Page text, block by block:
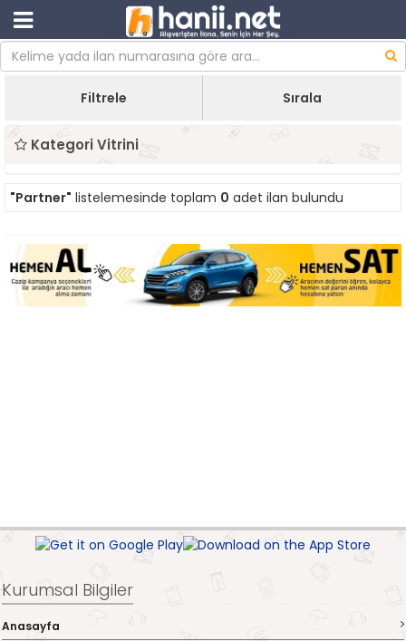
Filtrele Sırala
Kategori Vitrini
"Partner" listelemesinde toplam 0 adet ilan bulundu
Kurumsal Bilgiler
Anasayfa